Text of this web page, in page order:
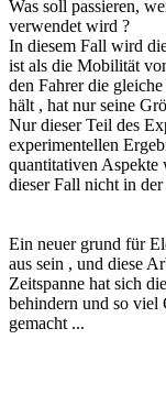
Was soll passieren,
verwendet wird ?
In diesem Fall wird
ist als die Mobilität
den Fahrer die
hält , hat nur seine
Nur dieser Teil des
experimentellen
quantitativen Aspekte
dieser Fall nicht in
Ein neuer grund für
aus sein , und diese
Zeitspanne hat sich
behindern und so viel
gemacht ...